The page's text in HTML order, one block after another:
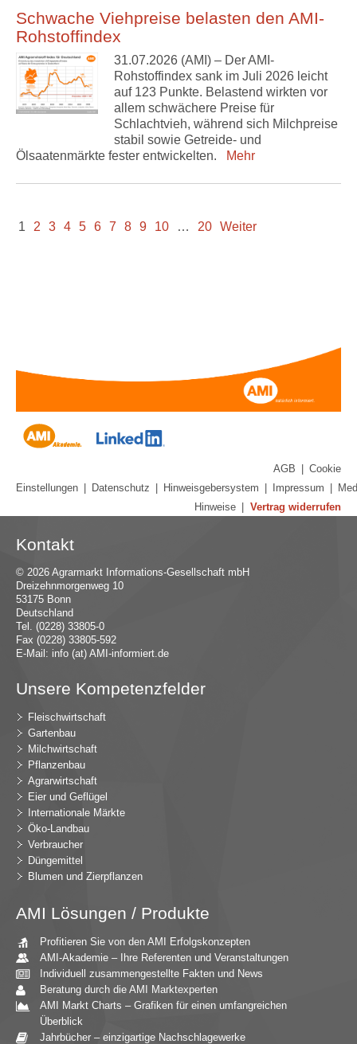
Schwache Viehpreise belasten den AMI-
Rohstoffindex
31.07.2026 (AMI) – Der AMI-
Rohstoffindex sank im Juli 2026 leicht
auf 123 Punkte. Belastend wirkten vor
allem schwächere Preise für
Schlachtvieh, während sich Milchpreise
stabil sowie Getreide- und
Ölsaatenmärkte fester entwickelten.
Mehr
1 2 3 4 5 6 7 8 9 10 … 20 Weiter
AGB
Cookie
Einstellungen
Datenschutz Hinweisgebersystem Impressum
Hinweise
Vertrag widerrufen
Kontakt
© 2026 Agrarmarkt Informations-Gesellschaft mbH
Dreizehnmorgenweg 10
53175 Bonn
Deutschland
Tel. (0228) 33805-0
Fax (0228) 33805-592
E-Mail: info (at) AMI-informiert.de
Unsere Kompetenzfelder
Fleischwirtschaft
Gartenbau
Milchwirtschaft
Pflanzenbau
Agrarwirtschaft
Eier und Geflügel
Internationale Märkte
Öko-Landbau
Verbraucher
Düngemittel
Blumen und Zierpflanzen
AMI Lösungen / Produkte
Profitieren Sie von den AMI Erfolgskonzepten
AMI-Akademie – Ihre Referenten und Veranstaltungen
Individuell zusammengestellte Fakten und News
Beratung durch die AMI Marktexperten
AMI Markt Charts – Grafiken für einen umfangreichen
Überblick
Jahrbücher – einzigartige Nachschlagewerke